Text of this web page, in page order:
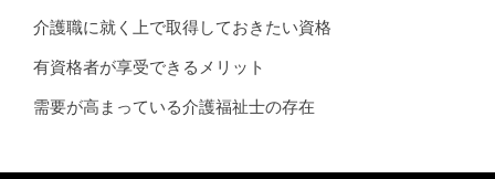
介護職に就く上で取得しておきたい資格
有資格者が享受できるメリット
需要が高まっている介護福祉士の存在